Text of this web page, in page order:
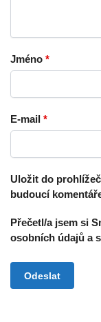
Jméno *
E-mail *
Uložit do
budoucí
Přečetl/a jsem si
osobních údajů a